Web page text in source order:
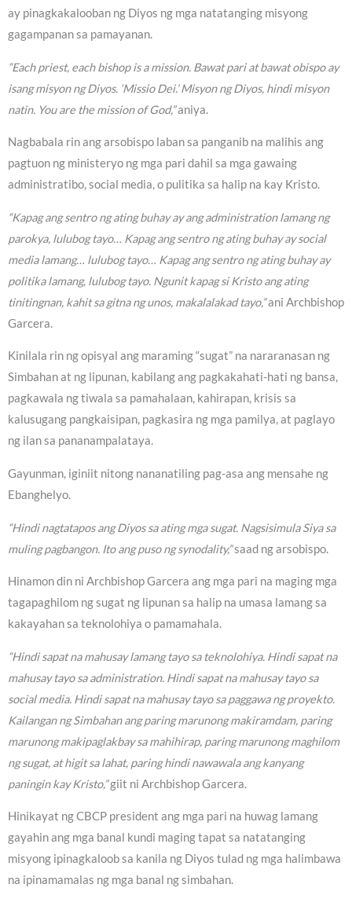
ay pinagkakalooban ng Diyos ng mga natatanging misyong
gagampanan sa pamayanan.
“Each priest, each bishop is a mission. Bawat pari at bawat obispo ay
isang misyon ng Diyos. ‘Missio Dei.’ Misyon ng Diyos, hindi misyon
natin. You are the mission of God,”aniya.
Nagbabala rin ang arsobispo laban sa panganib na malihis ang
pagtuon ng ministeryo ng mga pari dahil sa mga gawaing
administratibo, social media, o pulitika sa halip na kay Kristo.
“Kapag ang sentro ng ating buhay ay ang administration lamang ng
parokya, lulubog tayo… Kapag ang sentro ng ating buhay ay social
media lamang… lulubog tayo… Kapag ang sentro ng ating buhay ay
politika lamang, lulubog tayo. Ngunit kapag si Kristo ang ating
tinitingnan, kahit sa gitna ng unos, makalalakad tayo,”ani Archbishop
Garcera.
Kinilala rin ng opisyal ang maraming “sugat” na nararanasan ng
Simbahan at ng lipunan, kabilang ang pagkakahati-hati ng bansa,
pagkawala ng tiwala sa pamahalaan, kahirapan, krisis sa
kalusugang pangkaisipan, pagkasira ng mga pamilya, at paglayo
ng ilan sa pananampalataya.
Gayunman, iginiit nitong nananatiling pag-asa ang mensahe ng
Ebanghelyo.
“Hindi nagtatapos ang Diyos sa ating mga sugat. Nagsisimula Siya sa
muling pagbangon. Ito ang puso ng synodality,”saad ng arsobispo.
Hinamon din ni Archbishop Garcera ang mga pari na maging mga
tagapaghilom ng sugat ng lipunan sa halip na umasa lamang sa
kakayahan sa teknolohiya o pamamahala.
“Hindi sapat na mahusay lamang tayo sa teknolohiya. Hindi sapat na
mahusay tayo sa administration. Hindi sapat na mahusay tayo sa
social media. Hindi sapat na mahusay tayo sa paggawa ng proyekto.
Kailangan ng Simbahan ang paring marunong makiramdam, paring
marunong makipaglakbay sa mahihirap, paring marunong maghilom
ng sugat, at higit sa lahat, paring hindi nawawala ang kanyang
paningin kay Kristo,”giit ni Archbishop Garcera.
Hinikayat ng CBCP president ang mga pari na huwag lamang
gayahin ang mga banal kundi maging tapat sa natatanging
misyong ipinagkaloob sa kanila ng Diyos tulad ng mga halimbawa
na ipinamamalas ng mga banal ng simbahan.